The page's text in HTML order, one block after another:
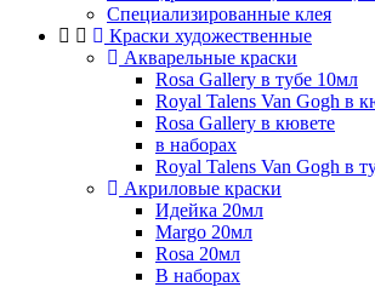
Специализированные клея
Краски художественные
Акварельные краски
Rosa Gallery в тубе 10мл
Royal Talens Van Gogh в
Rosa Gallery в кювете
в наборах
Royal Talens Van Gogh в
Акриловые краски
Идейка 20мл
Margo 20мл
Rosa 20мл
В наборах